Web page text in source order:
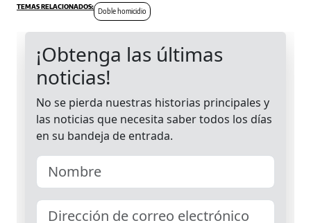
Doble homicidio